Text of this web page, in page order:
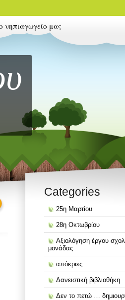
νηπιαγωγείο μας
Categories
25η Μαρτίου
28η Οκτωβρίου
Αξιολόγηση έργου
μονάδας
απόκριες
Δανειστική βιβλιοθήκη
Δεν το πετώ …